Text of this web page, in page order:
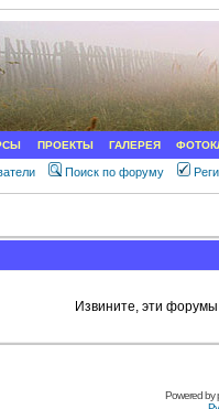
ПРОЕКТЫ ГАЛЕРЕЯ
Поиск по форуму
Извините, эти
Powered by